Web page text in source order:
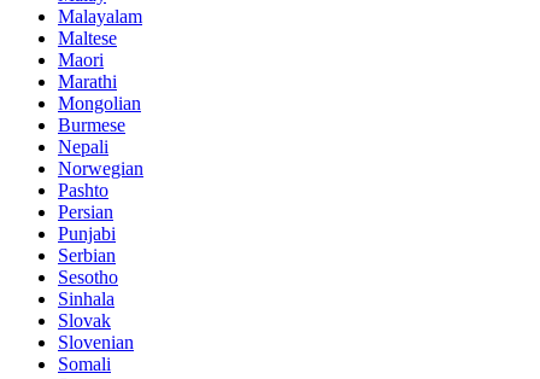
Malayalam
Maltese
Maori
Marathi
Mongolian
Burmese
Nepali
Norwegian
Pashto
Persian
Punjabi
Serbian
Sesotho
Sinhala
Slovak
Slovenian
Somali